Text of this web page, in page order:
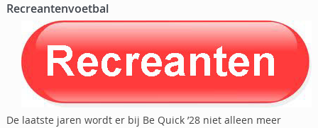
Recreantenvoetbal
De laatste jaren wordt er bij Be Quick ’28 niet alleen meer